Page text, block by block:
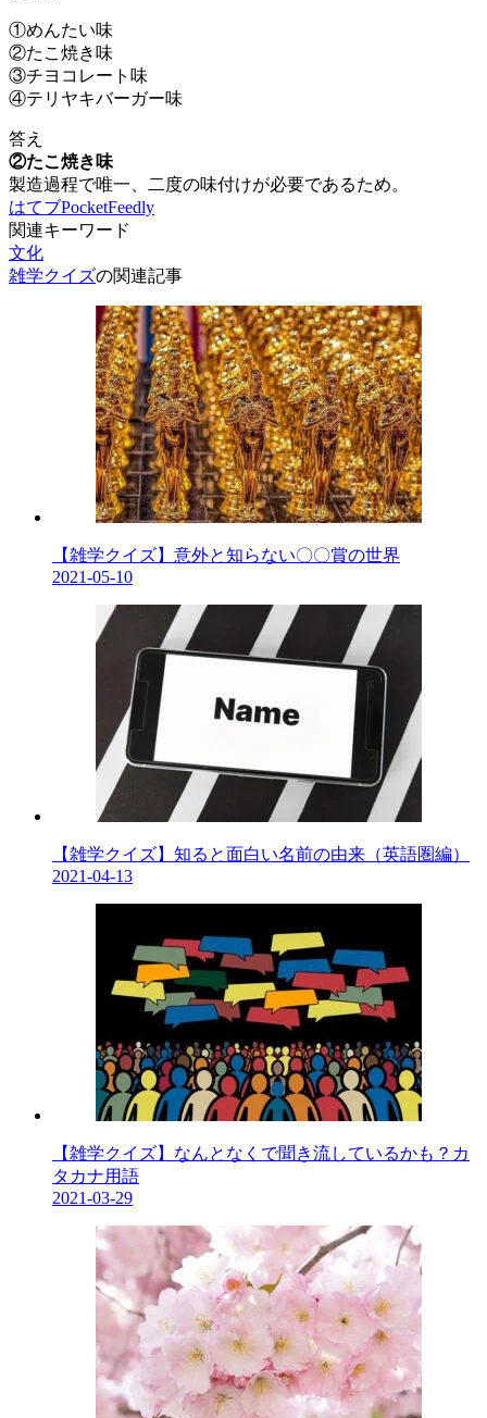
①めんたい味
②たこ焼き味
③チヨコレート味
④テリヤキバーガー味
答え
②たこ焼き味
製造過程で唯一、二度の味付けが必要であるため。
はてブPocketFeedly
関連キーワード
文化
雑学クイズの関連記事
【雑学クイズ】意外と知らない〇〇賞の世界
2021-05-10
【雑学クイズ】知ると面白い名前の由来（英語圏編）
2021-04-13
【雑学クイズ】なんとなくで聞き流しているかも？カ
タカナ用語
2021-03-29